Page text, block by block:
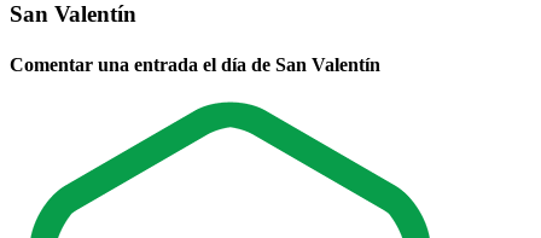
San Valentín
Comentar una entrada el día de San Valentín